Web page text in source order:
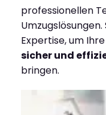
professionellen
Expertise, um
sicher und
bringen.